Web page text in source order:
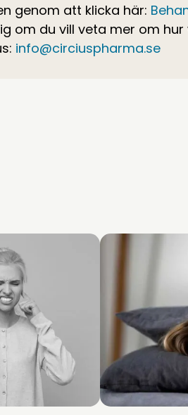
genom att klicka här:
om du vill veta mer om hur
info@circiuspharma.se